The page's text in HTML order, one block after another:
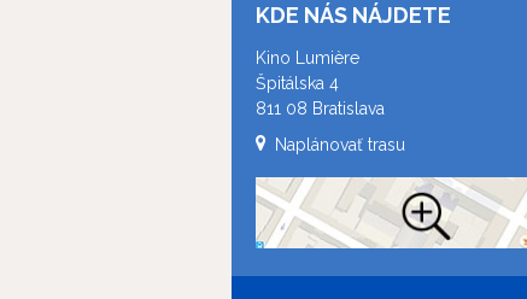
KDE NÁS NÁJDETE
Kino Lumière
Špitálska 4
811 08 Bratislava
Naplánovať trasu